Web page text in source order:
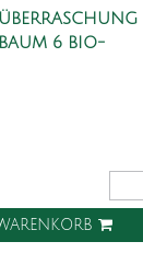
6 BIO-